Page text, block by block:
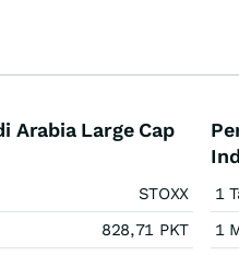
Arabia Large Cap
STOXX
828,71 PKT
1
1